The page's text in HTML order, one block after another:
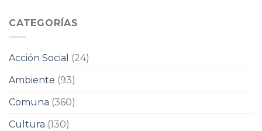
CATEGORÍAS
Acción Social
(24)
Ambiente (93)
Comuna (360)
Cultura (130)